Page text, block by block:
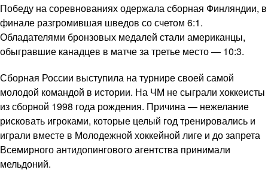
Победу на соревнованиях одержала сборная Финляндии, в
финале разгромившая шведов со счетом 6:1.
Обладателями бронзовых медалей стали американцы,
обыгравшие канадцев в матче за третье место — 10:3.
Сборная России выступила на турнире своей самой
молодой командой в истории. На ЧМ не сыграли хоккеисты
из сборной 1998 года рождения. Причина — нежелание
рисковать игроками, которые целый год тренировались и
играли вместе в Молодежной хоккейной лиге и до запрета
Всемирного антидопингового агентства принимали
мельдоний.